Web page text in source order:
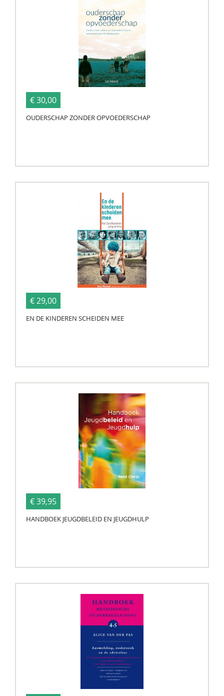
€ 30,00
OUDERSCHAP ZONDER OPVOEDERSCHAP
€ 29,00
EN DE KINDEREN SCHEIDEN MEE
€ 39,95
HANDBOEK JEUGDBELEID EN JEUGDHULP